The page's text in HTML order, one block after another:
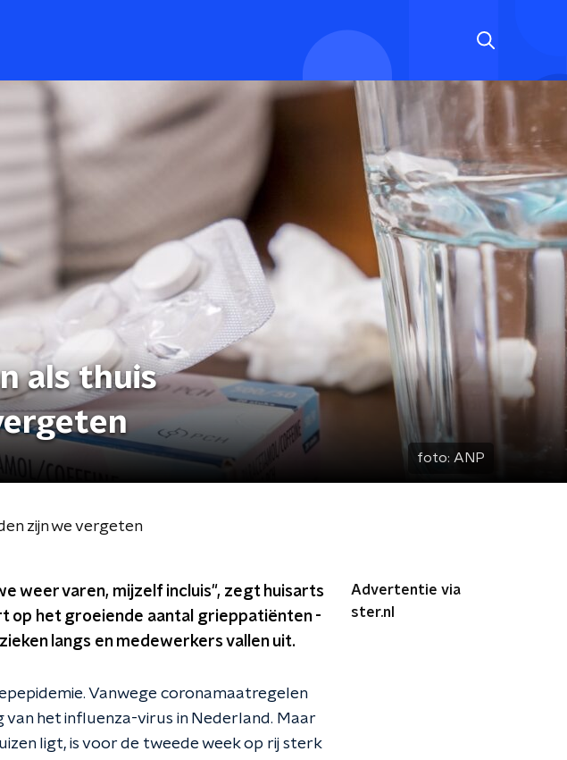
als thuis
foto: ANP
zijn we vergeten
weer varen, mijzelf incluis", zegt huisarts
op het groeiende aantal grieppatiënten -
langs en medewerkers vallen uit.
Vanwege coronamaatregelen
het influenza-virus in Nederland. Maar
ligt, is voor de tweede week op rij sterk
Advertentie via
ster.nl